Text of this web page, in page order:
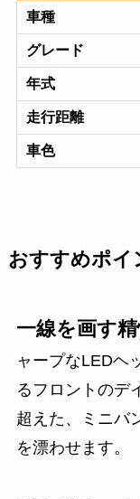
車種
グレード
年式
走行距離
車色
おすすめポイ
一線を画す
ャープなLEDヘ
るフロントのデ
超えた、ミニバ
を漂わせます。